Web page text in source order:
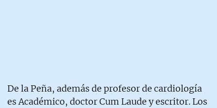
De la Peña, además de profesor de cardiología
es Académico, doctor Cum Laude y escritor. Los